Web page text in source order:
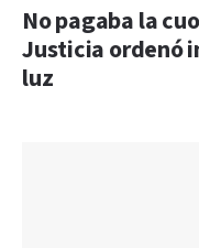
No pagaba la
Justicia ordenó
luz